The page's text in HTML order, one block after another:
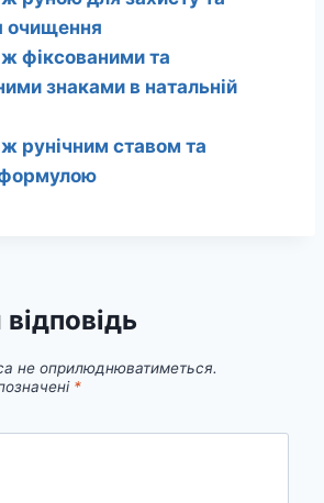
очищення
фіксованими та
знаками в натальній
рунічним ставом та
не оприлюднюватиметься.
*